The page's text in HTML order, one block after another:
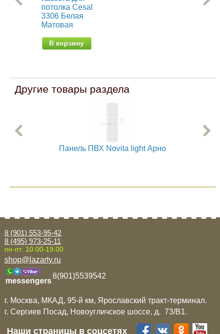
потолка Cesal
3306 Белая
Матовая
В корзину
Другие товары раздела
Панель ПВХ Novita light Арно
8 (901) 553-95-42
8 (495) 973-25-11
пн-пт: 10.00-19.00
shop@lazarty.ru
messengers
8(901)5539542
г. Москва, МКАД, 95-й км, Ярославский тракт-терминал.
г. Сергиев Посад, Новоугличское шоссе, д. 73/B1.
Наши страницы в соцсетях